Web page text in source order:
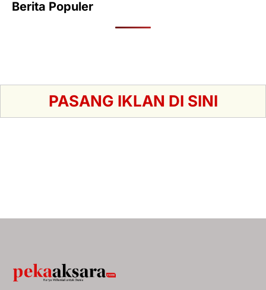
Berita Populer
PASANG IKLAN DI SINI